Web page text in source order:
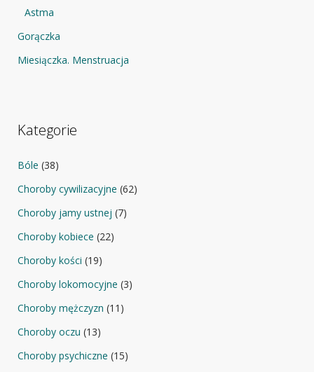
Astma
Gorączka
Miesiączka. Menstruacja
Kategorie
Bóle (38)
Choroby cywilizacyjne (62)
Choroby jamy ustnej (7)
Choroby kobiece (22)
Choroby kości (19)
Choroby lokomocyjne (3)
Choroby mężczyzn (11)
Choroby oczu (13)
Choroby psychiczne (15)